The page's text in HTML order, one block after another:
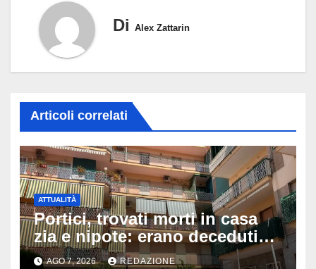
Di Alex Zattarin
Articoli correlati
ATTUALITÀ
Portici, trovati morti in casa
zia e nipote: erano deceduti
da giorni, il caldo tra le ipotesi
AGO 7, 2026 REDAZIONE